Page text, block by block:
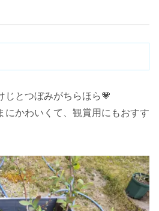
じとつぼみがちらほら💗
にかわいくて、観賞用にもおすす